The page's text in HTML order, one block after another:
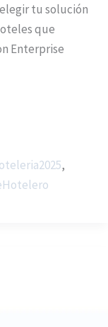
tu solución
que
Enterprise
,